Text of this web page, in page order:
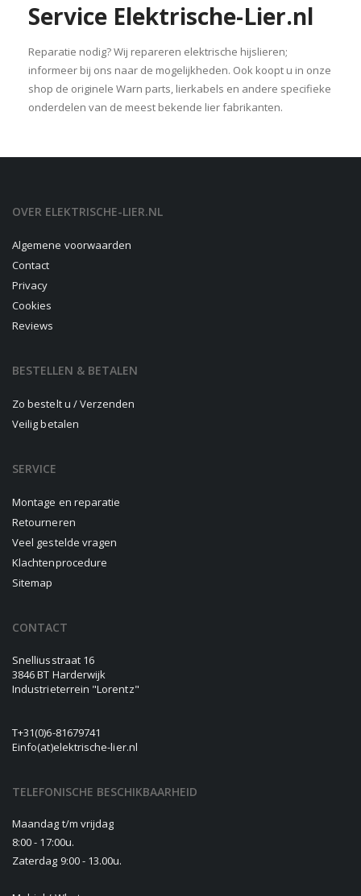
Service Elektrische-Lier.nl
Reparatie nodig? Wij repareren elektrische hijslieren;
informeer bij ons naar de mogelijkheden. Ook koopt u in onze
shop de originele Warn parts, lierkabels en andere specifieke
onderdelen van de meest bekende lier fabrikanten.
OVER ELEKTRISCHE-LIER.NL
Algemene voorwaarden
Contact
Privacy
Cookies
Reviews
BESTELLEN & BETALEN
Zo bestelt u / Verzenden
Veilig betalen
SERVICE
Montage en reparatie
Retourneren
Veel gestelde vragen
Klachtenprocedure
Sitemap
CONTACT
Snelliusstraat 16
3846 BT Harderwijk
Industrieterrein "Lorentz"
T+31(0)6-81679741
Einfo(at)elektrische-lier.nl
TELEFONISCHE BESCHIKBAARHEID
Maandag t/m vrijdag
8:00 - 17:00u.
Zaterdag 9:00 - 13.00u.